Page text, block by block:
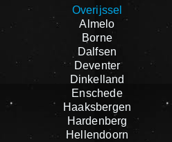
Overijssel
Almelo
Borne
Dalfsen
Deventer
Dinkelland
Enschede
Haaksbergen
Hardenberg
Hellendoorn